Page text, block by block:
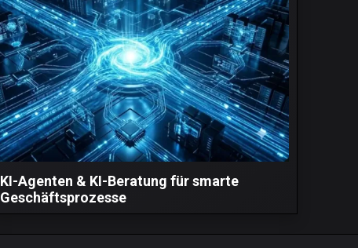
KI-Agenten & KI-Beratung für smarte
Geschäftsprozesse